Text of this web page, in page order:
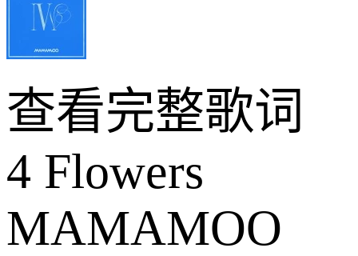
查看完整歌词
4 Flowers
MAMAMOO